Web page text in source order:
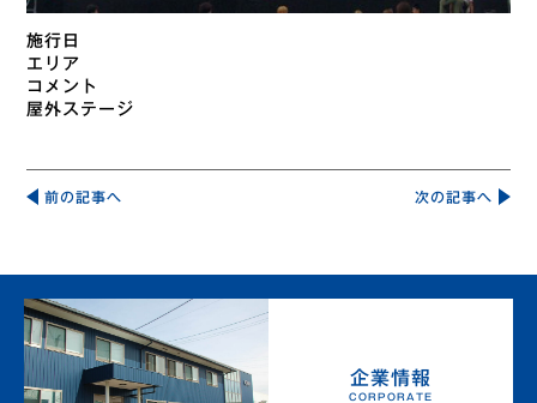
施行日
エリア
コメント
屋外ステージ
稿
シ
ン
前の記事へ 次の記事へ
企業情報
CORPORATE